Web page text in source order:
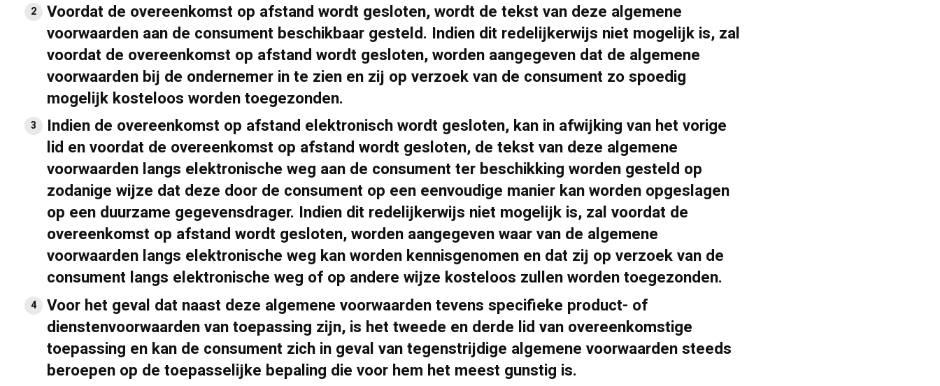
Voordat de overeenkomst op afstand wordt gesloten, wordt de tekst van deze algemene
voorwaarden aan de consument beschikbaar gesteld. Indien dit redelijkerwijs niet mogelijk is, zal
voordat de overeenkomst op afstand wordt gesloten, worden aangegeven dat de algemene
voorwaarden bij de ondernemer in te zien en zij op verzoek van de consument zo spoedig
mogelijk kosteloos worden toegezonden.
Indien de overeenkomst op afstand elektronisch wordt gesloten, kan in afwijking van het vorige
lid en voordat de overeenkomst op afstand wordt gesloten, de tekst van deze algemene
voorwaarden langs elektronische weg aan de consument ter beschikking worden gesteld op
zodanige wijze dat deze door de consument op een eenvoudige manier kan worden opgeslagen
op een duurzame gegevensdrager. Indien dit redelijkerwijs niet mogelijk is, zal voordat de
overeenkomst op afstand wordt gesloten, worden aangegeven waar van de algemene
voorwaarden langs elektronische weg kan worden kennisgenomen en dat zij op verzoek van de
consument langs elektronische weg of op andere wijze kosteloos zullen worden toegezonden.
Voor het geval dat naast deze algemene voorwaarden tevens specifieke product- of
dienstenvoorwaarden van toepassing zijn, is het tweede en derde lid van overeenkomstige
toepassing en kan de consument zich in geval van tegenstrijdige algemene voorwaarden steeds
beroepen op de toepasselijke bepaling die voor hem het meest gunstig is.